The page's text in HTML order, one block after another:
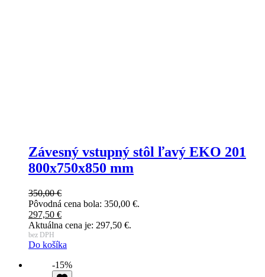
Závesný vstupný stôl ľavý EKO 201
800x750x850 mm
350,00€
Pôvodná cena bola: 350,00 €.
297,50 €
Aktuálna cena je: 297,50 €.
bez DPH
Do košíka
-15%